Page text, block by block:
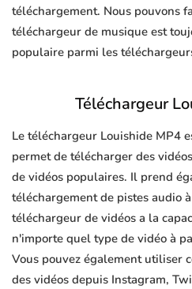
téléchargement. Nous pouvons
téléchargeur de musique est
populaire parmi les
Téléchargeur
Le téléchargeur Louishide MP4
permet de télécharger des
de vidéos populaires. Il prend
téléchargement de pistes audio
téléchargeur de vidéos a la
n'importe quel type de vidéo à
Vous pouvez également utiliser
des vidéos depuis Instagram,